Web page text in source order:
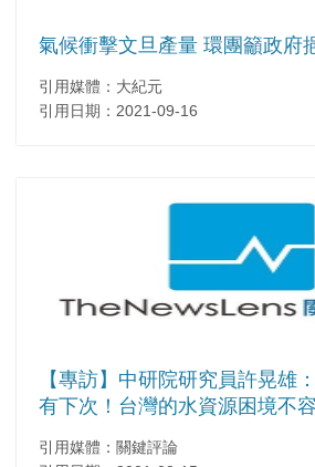
氣候衝擊文旦產量 環團籲政府
引用媒體：大紀元
引用日期：2021-09-16
【專訪】中研院研究員許晃雄
有下次！台灣的水資源困境不
引用媒體：關鍵評論